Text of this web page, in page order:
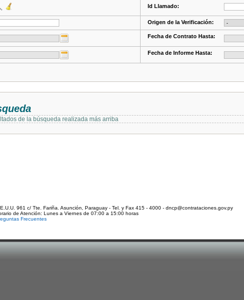
Id Llamado:
Origen de la Verificación:
Fecha de Contrato Hasta:
Fecha de Informe Hasta:
de la búsqueda realizada más arriba
961 c/ Tte. Fariña. Asunción, Paraguay - Tel. y Fax 415 - 4000 - dncp@contrataciones.gov.py
de Atención: Lunes a Viernes de 07:00 a 15:00 horas
Frecuentes